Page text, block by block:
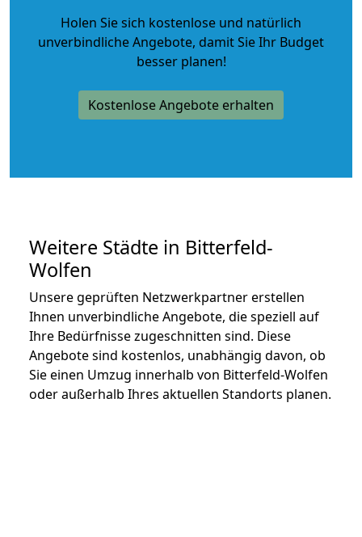
Holen Sie sich kostenlose und natürlich
unverbindliche Angebote, damit Sie Ihr Budget
besser planen!
Kostenlose Angebote erhalten
Weitere Städte in Bitterfeld-
Wolfen
Unsere geprüften Netzwerkpartner erstellen
Ihnen unverbindliche Angebote, die speziell auf
Ihre Bedürfnisse zugeschnitten sind. Diese
Angebote sind kostenlos, unabhängig davon, ob
Sie einen Umzug innerhalb von Bitterfeld-Wolfen
oder außerhalb Ihres aktuellen Standorts planen.